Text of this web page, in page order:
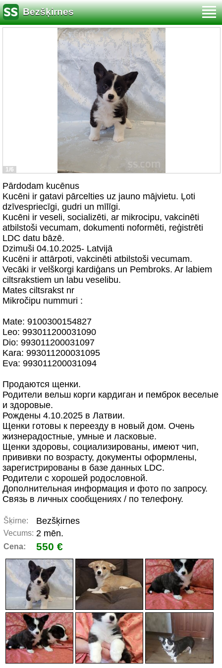
Bezšķirnes
1/6
Pārdodam kucēnus
Kucēni ir gatavi pārcelties uz jauno mājvietu. Ļoti
dzīvespriecīgi, gudri un mīlīgi.
Kucēni ir veseli, socializēti, ar mikrocipu, vakcinēti
atbilstoši vecumam, dokumenti noformēti, reģistrēti
LDC datu bāzē.
Dzimuši 04.10.2025- Latvijā
Kucēni ir attārpoti, vakcinēti atbilstoši vecumam.
Vecāki ir velškorgi kardiģans un Pembroks. Ar labiem
ciltsrakstiem un labu veselibu.
Mates ciltsrakst nr
Mikročipu nummuri :
Мate: 9100300154827
Leo: 993011200031090
Dio: 993011200031097
Kara: 993011200031095
Eva: 993011200031094
Продаются щенки.
Родители вельш корги кардиган и пемброк веселые
и здоровые.
Рождены 4.10.2025 в Латвии.
Щенки готовы к переезду в новый дом. Очень
жизнерадостные, умные и ласковые.
Щенки здоровы, социализированы, имеют чип,
прививки по возрасту, документы оформлены,
зарегистрированы в базе данных LDC.
Родители с хорошей родословной.
Дополнительная информация и фото по запросу.
Связь в личных сообщениях / по телефону.
Šķirne: Bezšķirnes
Vecums: 2 mēn.
Cena: 550 €